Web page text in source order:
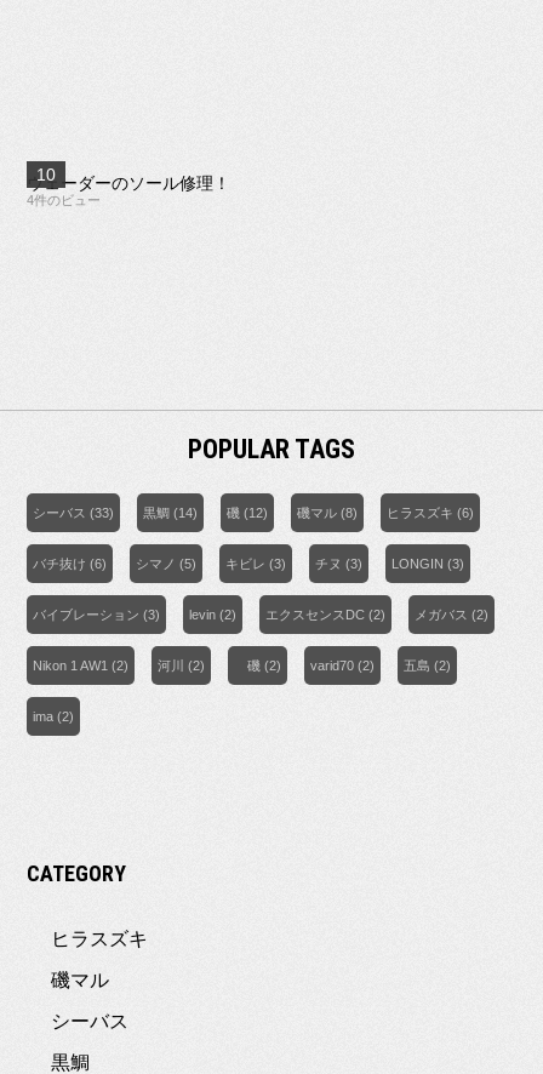
ウェーダーのソール修理！
4件のビュー
POPULAR TAGS
シーバス (33) 黒鯛 (14) 磯 (12) 磯マル (8) ヒラスズキ (6)
バチ抜け (6) シマノ (5) キビレ (3) チヌ (3) LONGIN (3)
バイブレーション (3) levin (2) エクスセンスDC (2) メガバス (2)
Nikon 1 AW1 (2) 河川 (2) 磯 (2) varid70 (2) 五島 (2)
ima (2)
CATEGORY
ヒラスズキ
磯マル
シーバス
黒鯛